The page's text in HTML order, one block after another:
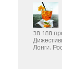
38 188
Лонги,